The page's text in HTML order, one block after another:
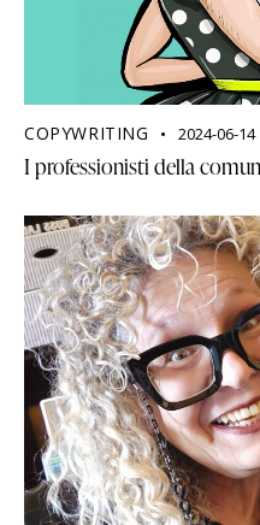
COPYWRITING 2024-06-14
I professionisti della